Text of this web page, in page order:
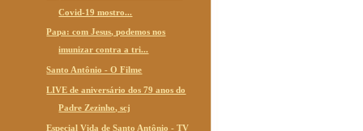
Covid-19 mostro...
Papa: com Jesus, podemos nos
imunizar contra a tri...
Santo Antônio - O Filme
LIVE de aniversário dos 79 anos do
Padre Zezinho, scj
Especial Vida de Santo Antônio - TV